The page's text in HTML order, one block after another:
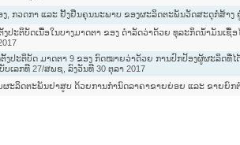
, ກວດກາ ແລະ ຢັ້ງຢືນຄຸນນະພາບ ຂອງຜະລິດຕະພັນວັດສະດຸກໍ່ສ້າງ
ປະຕິບັດເນື້ອໃນບາງມາດຕາ ຂອງ ດຳລັດວ່າດ້ວຍ ທຸລະກິດນ້ຳມັນເຊື້ອ
ງປະຕິບັດ ມາດຕາ 9 ຂອງ ກົດໝາຍວ່າດ້ວຍ ການປົກປ້ອງຜູ້ຜະລິດທີ່
ເລກທີ 27/ສພຊ, ລົງວັນທີ 30 ຕຸລາ 2017
ຜະລິດຕະພັນຢາສູບ ດ້ວຍການກຳນົດລາຄາຂາຍຍ່ອຍ ແລະ ຂາຍຍົກ